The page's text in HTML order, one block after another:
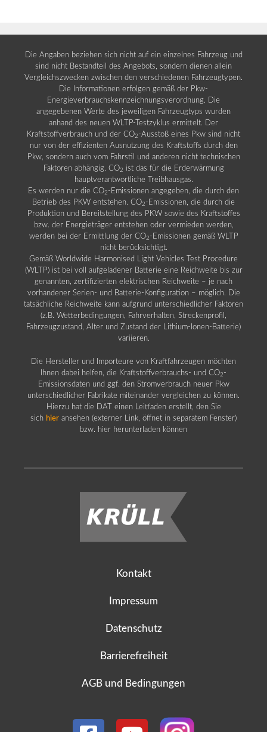
Die Angaben beziehen sich nicht auf ein einzelnes Fahrzeug und
sind nicht Bestandteil des Angebots, sondern dienen allein
Vergleichszwecken zwischen den verschiedenen Fahrzeugtypen.
Die Informationen erfolgen gemäß der Pkw-
Energieverbrauchskennzeichnungsverordnung. Die
angegebenen Werte des jeweiligen Fahrzeugtyps wurden
anhand des neuen WLTP-Testzyklus ermittelt. Der
Kraftstoffverbrauch und der CO2 -Ausstoß eines Pkw sind nicht
nur von der effizienten Ausnutzung des Kraftstoffs durch den
Pkw, sondern auch vom Fahrstil und anderen nicht technischen
Faktoren abhängig. CO2 ist das für die Erderwärmung
hauptverantwortliche Treibhausgas.
Es werden nur die CO2 -Emissionen angegeben, die durch den
Betrieb des PKW entstehen. CO2 -Emissionen, die durch die
Produktion und Bereitstellung des PKW sowie des Kraftstoffes
bzw. der Energieträger entstehen oder vermieden werden,
werden bei der Ermittlung der CO2 -Emissionen gemäß WLTP
nicht berücksichtigt.
Gemäß Worldwide Harmonised Light Vehicles Test Procedure
(WLTP) ist bei voll aufgeladener Batterie eine Reichweite bis zur
genannten, zertifizierten elektrischen Reichweite – je nach
vorhandener Serien- und Batterie-Konfiguration – möglich. Die
tatsächliche Reichweite kann aufgrund unterschiedlicher Faktoren
(z.B. Wetterbedingungen, Fahrverhalten, Streckenprofil,
Fahrzeugzustand, Alter und Zustand der Lithium-Ionen-Batterie)
variieren.
Die Hersteller und Importeure von Kraftfahrzeugen möchten
Ihnen dabei helfen, die Kraftstoffverbrauchs- und CO2 -
Emissionsdaten und ggf. den Stromverbrauch neuer Pkw
unterschiedlicher Fabrikate miteinander vergleichen zu können.
Hierzu hat die DAT einen Leitfaden erstellt, den Sie
sich hier ansehen (externer Link, öffnet in separatem Fenster)
bzw. hier herunterladen können
Kontakt
Impressum
Datenschutz
Barrierefreiheit
AGB und Bedingungen